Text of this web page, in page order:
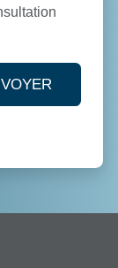
ENVOYEZ